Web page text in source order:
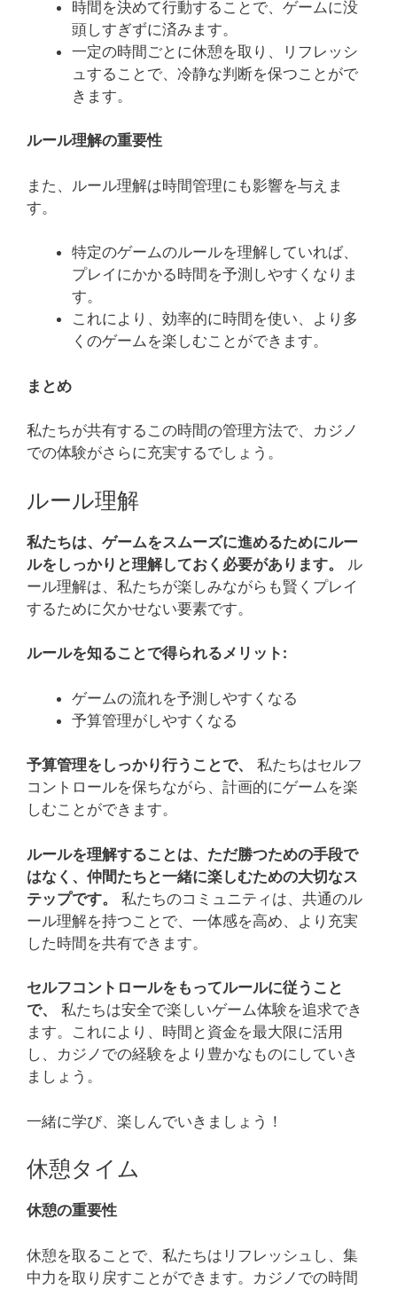
時間を決めて行動することで、ゲームに没
頭しすぎずに済みます。
一定の時間ごとに休憩を取り、リフレッシ
ュすることで、冷静な判断を保つことがで
きます。
ルール理解の重要性
また、ルール理解は時間管理にも影響を与えま
す。
特定のゲームのルールを理解していれば、
プレイにかかる時間を予測しやすくなりま
す。
これにより、効率的に時間を使い、より多
くのゲームを楽しむことができます。
まとめ
私たちが共有するこの時間の管理方法で、カジノ
での体験がさらに充実するでしょう。
ルール理解
私たちは、ゲームをスムーズに進めるためにルー
ルをしっかりと理解しておく必要があります。
ル
ール理解は、私たちが楽しみながらも賢くプレイ
するために欠かせない要素です。
ルールを知ることで得られるメリット:
ゲームの流れを予測しやすくなる
予算管理がしやすくなる
予算管理をしっかり行うことで、
私たちはセルフ
コントロールを保ちながら、計画的にゲームを楽
しむことができます。
ルールを理解することは、ただ勝つための手段で
はなく、仲間たちと一緒に楽しむための大切なス
テップです。
私たちのコミュニティは、共通のル
ール理解を持つことで、一体感を高め、より充実
した時間を共有できます。
セルフコントロールをもってルールに従うこと
で、
私たちは安全で楽しいゲーム体験を追求でき
ます。これにより、時間と資金を最大限に活用
し、カジノでの経験をより豊かなものにしていき
ましょう。
一緒に学び、楽しんでいきましょう！
休憩タイム
休憩の重要性
休憩を取ることで、私たちはリフレッシュし、集
中力を取り戻すことができます。カジノでの時間